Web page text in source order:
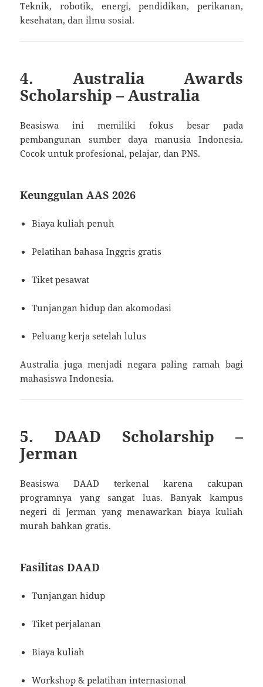
Teknik, robotik, energi, pendidikan, perikanan,
kesehatan, dan ilmu sosial.
4. Australia Awards
Scholarship – Australia
Beasiswa ini memiliki fokus besar pada
pembangunan sumber daya manusia Indonesia.
Cocok untuk profesional, pelajar, dan PNS.
Keunggulan AAS 2026
Biaya kuliah penuh
Pelatihan bahasa Inggris gratis
Tiket pesawat
Tunjangan hidup dan akomodasi
Peluang kerja setelah lulus
Australia juga menjadi negara paling ramah bagi
mahasiswa Indonesia.
5. DAAD Scholarship –
Jerman
Beasiswa DAAD terkenal karena cakupan
programnya yang sangat luas. Banyak kampus
negeri di Jerman yang menawarkan biaya kuliah
murah bahkan gratis.
Fasilitas DAAD
Tunjangan hidup
Tiket perjalanan
Biaya kuliah
Workshop & pelatihan internasional